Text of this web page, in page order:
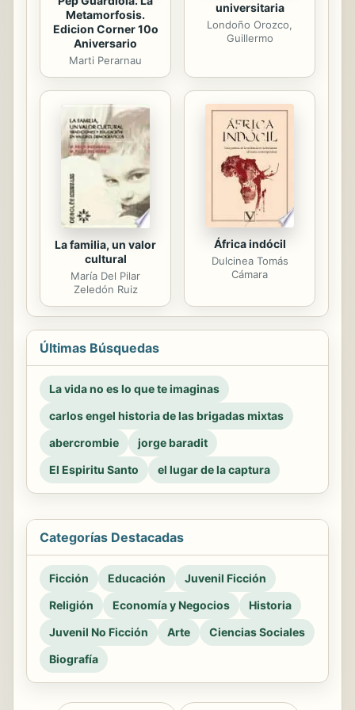
Metamorfosis.
Edicion Corner 10o
Aniversario
Marti Perarnau
universitaria
Londoño Orozco,
Guillermo
La familia, un valor
cultural
María Del Pilar
Zeledón Ruiz
África indócil
Dulcinea Tomás
Cámara
Últimas Búsquedas
La vida no es lo que te imaginas
carlos engel historia de las brigadas mixtas
abercrombie
jorge baradit
El Espiritu Santo
el lugar de la captura
Categorías Destacadas
Ficción Educación
Juvenil Ficción
Religión
Economía y Negocios
Historia
Juvenil No Ficción
Arte
Ciencias Sociales
Biografía